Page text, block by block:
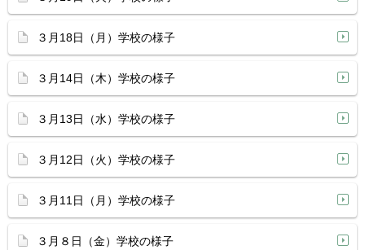
３月18日（月）学校の様子
３月14日（木）学校の様子
３月13日（水）学校の様子
３月12日（火）学校の様子
３月11日（月）学校の様子
３月８日（金）学校の様子